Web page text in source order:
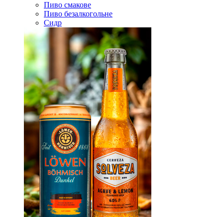
Пиво смакове
Пиво безалкогольне
Сидр